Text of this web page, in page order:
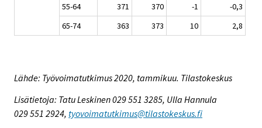
55-64
371 370 -1
-0,3
65-74
363 373 10 2,8
Lähde: Työvoimatutkimus 2020, tammikuu. Tilastokeskus
Lisätietoja: Tatu Leskinen 029 551 3285, Ulla Hannula
029 551 2924, tyovoimatutkimus@tilastokeskus.fi